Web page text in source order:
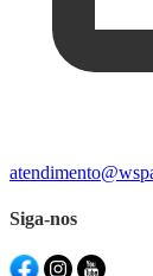
Siga-nos